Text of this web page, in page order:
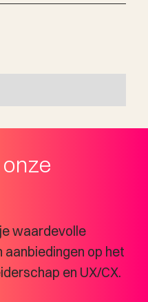
waardevolle
aanbiedingen op het
en UX/CX.